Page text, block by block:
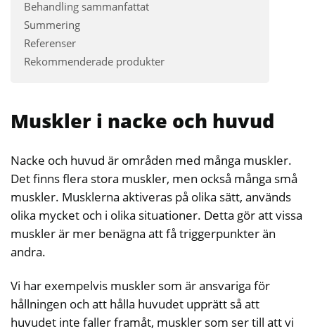
Behandling sammanfattat
Summering
Referenser
Rekommenderade produkter
Muskler i nacke och huvud
Nacke och huvud är områden med många muskler.
Det finns flera stora muskler, men också många små
muskler. Musklerna aktiveras på olika sätt, används
olika mycket och i olika situationer. Detta gör att vissa
muskler är mer benägna att få triggerpunkter än
andra.
Vi har exempelvis muskler som är ansvariga för
hållningen och att hålla huvudet upprätt så att
huvudet inte faller framåt, muskler som ser till att vi